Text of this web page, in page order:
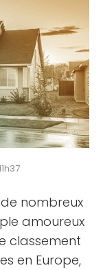
nombreux
amoureux
classement
en Europe,